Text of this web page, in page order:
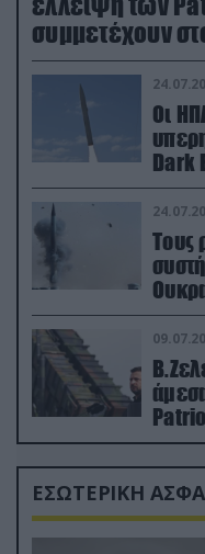
συμμετέχουν
Οι
Dark
Τους
ΕΣΩΤΕΡΙΚΗ